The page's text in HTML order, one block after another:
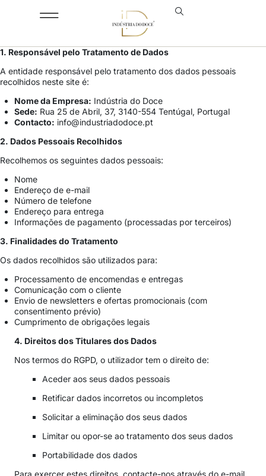
1. Responsável pelo Tratamento de Dados
A entidade responsável pelo tratamento dos dados pessoais
recolhidos neste site é:
Nome da Empresa: Indústria do Doce
Sede: Rua 25 de Abril, 37, 3140-554 Tentúgal, Portugal
Contacto: info@industriadodoce.pt
2. Dados Pessoais Recolhidos
Recolhemos os seguintes dados pessoais:
Nome
Endereço de e-mail
Número de telefone
Endereço para entrega
Informações de pagamento (processadas por terceiros)
3. Finalidades do Tratamento
Os dados recolhidos são utilizados para:
Processamento de encomendas e entregas
Comunicação com o cliente
Envio de newsletters e ofertas promocionais (com
consentimento prévio)
Cumprimento de obrigações legais
4. Direitos dos Titulares dos Dados
Nos termos do RGPD, o utilizador tem o direito de:
Aceder aos seus dados pessoais
Retificar dados incorretos ou incompletos
Solicitar a eliminação dos seus dados
Limitar ou opor-se ao tratamento dos seus dados
Portabilidade dos dados
Para exercer estes direitos, contacte-nos através do e-mail